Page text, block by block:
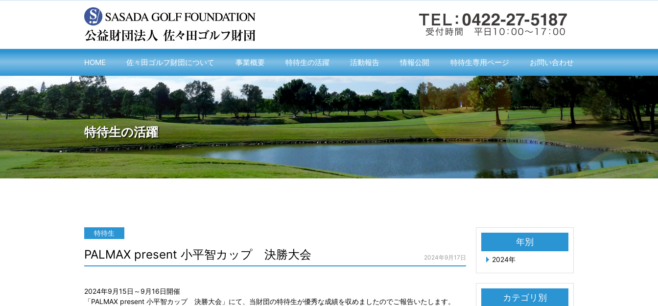
HOME 佐々田ゴルフ財団について 事業概要 特待生の活躍 活動報告 情報公開 特待生専用ページ お問い合わせ
特待生の活躍
特待生
PALMAX present 小平智カップ 決勝大会 2024年9月17日
2024年9月15日～9月16日開催
「PALMAX present 小平智カップ 決勝大会」にて、当財団の特待生が優秀な成績を収めましたのでご報告いたします。
年別
2024年
カテゴリ別